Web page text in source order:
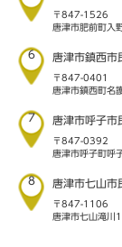
〒847-1526
唐津市肥前町入
6 唐津市鎮西市
〒847-0401
唐津市鎮西町名
7 唐津市呼子市
〒847-0392
唐津市呼子町呼
8 唐津市七山市
〒847-1106
唐津市七山滝川